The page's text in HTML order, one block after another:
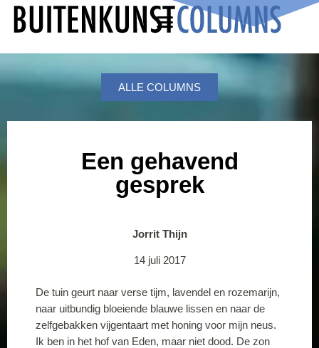
ALLE COLUMNS
Een gehavend
gesprek
Jorrit Thijn
14 juli 2017
De tuin geurt naar verse tijm, lavendel en rozemarijn,
naar uitbundig bloeiende blauwe lissen en naar de
zelfgebakken vijgentaart met honing voor mijn neus.
Ik ben in het hof van Eden, maar niet dood. De zon